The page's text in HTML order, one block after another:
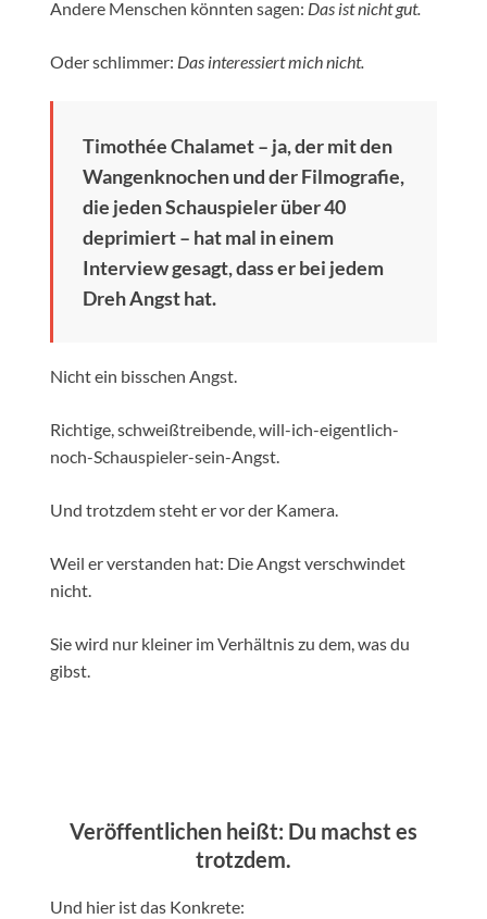
Andere Menschen könnten sagen: Das ist nicht gut.
Oder schlimmer: Das interessiert mich nicht.
Timothée Chalamet – ja, der mit den
Wangenknochen und der Filmografie,
die jeden Schauspieler über 40
deprimiert – hat mal in einem
Interview gesagt, dass er bei jedem
Dreh Angst hat.
Nicht ein bisschen Angst.
Richtige, schweißtreibende, will-ich-eigentlich-
noch-Schauspieler-sein-Angst.
Und trotzdem steht er vor der Kamera.
Weil er verstanden hat: Die Angst verschwindet
nicht.
Sie wird nur kleiner im Verhältnis zu dem, was du
gibst.
Veröffentlichen heißt: Du machst es
trotzdem.
Und hier ist das Konkrete: